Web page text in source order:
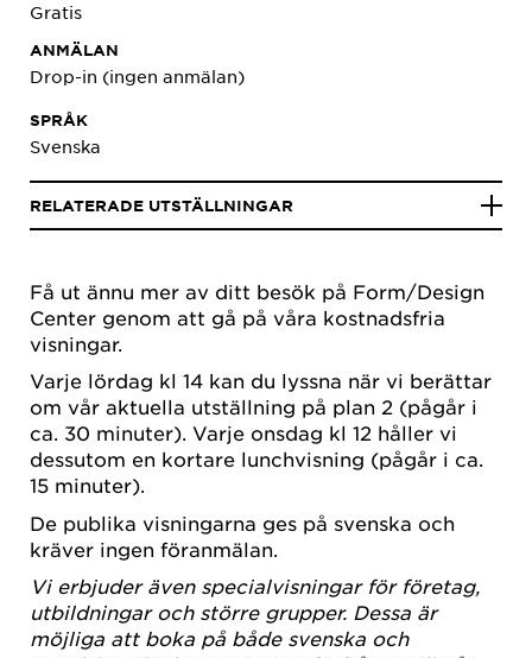
Få ut ännu mer av ditt besök på Form/Design
Center genom att gå på våra kostnadsfria
visningar.
Varje lördag kl 14 kan du lyssna när vi berättar
om vår aktuella utställning på plan 2 (pågår i
ca. 30 minuter). Varje onsdag kl 12 håller vi
dessutom en kortare lunchvisning (pågår i ca.
15 minuter).
De publika visningarna ges på svenska och
kräver ingen föranmälan.
Vi erbjuder även specialvisningar för företag,
utbildningar och större grupper. Dessa är
möjliga att boka på både svenska och
Gratis
ANMÄLAN
Drop-in (ingen anmälan)
SPRÅK
Svenska
RELATERADE UTSTÄLLNINGAR